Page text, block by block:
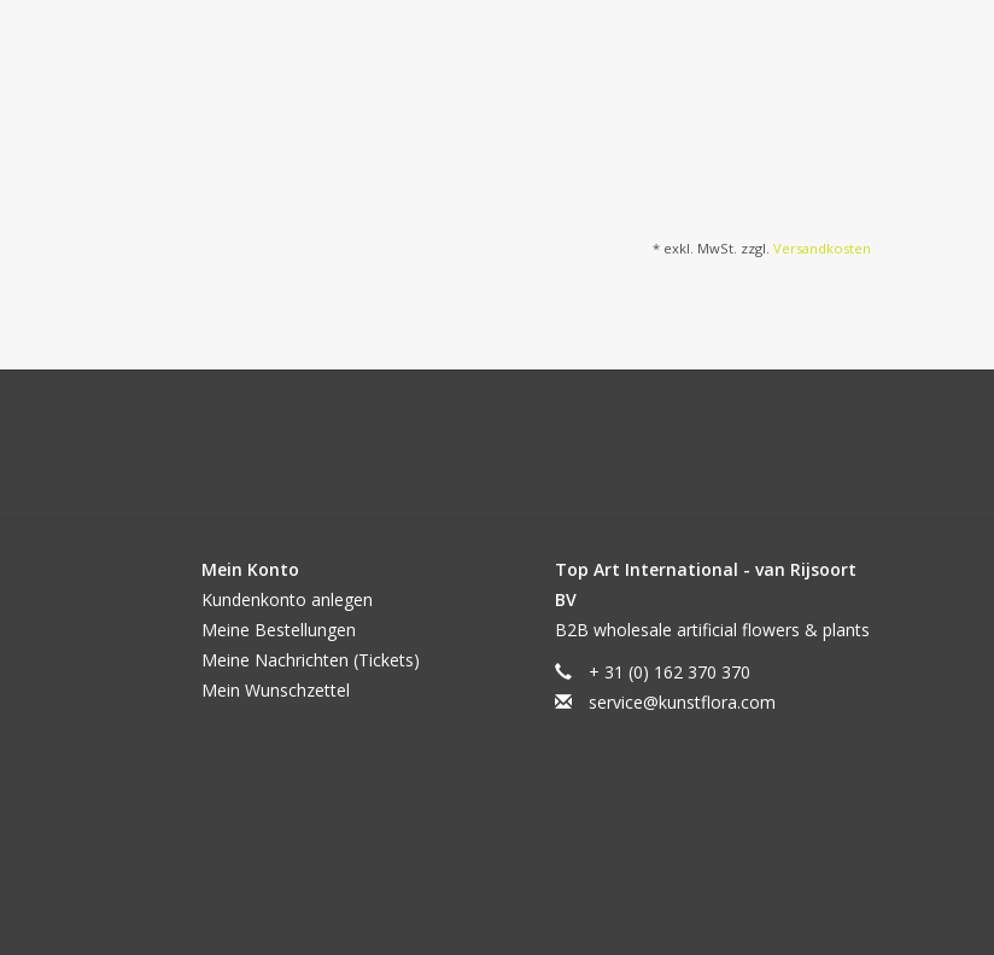
* exkl. MwSt. zzgl. Versandkosten
Mein Konto
Kundenkonto anlegen
Meine Bestellungen
Meine Nachrichten (Tickets)
Mein Wunschzettel
Top Art International - van Rijsoort
BV
B2B wholesale artificial flowers & plants
+ 31 (0) 162 370 370
service@kunstflora.com